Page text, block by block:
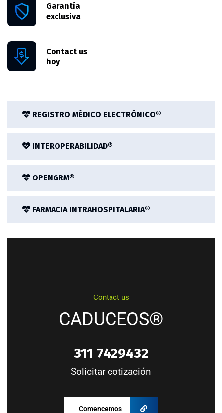
REGISTRO MÉDICO ELECTRÓNICO®
INTEROPERABILIDAD®
OPENGRM®
FARMACIA INTRAHOSPITALARIA®
Contact us
CADUCEOS®
311 7429432
Solicitar cotización
Comencemos
Garantía
exclusiva
Contact us
hoy